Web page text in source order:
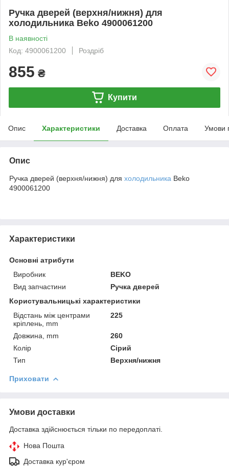
Ручка дверей (верхня/нижня) для
холодильника Beko 4900061200
В наявності
Код: 4900061200
Роздріб
855 ₴
Купити
Опис Характеристики Доставка Оплата Умови
Опис
Ручка дверей (верхня/нижня) для холодильника Beko
4900061200
Характеристики
Основні атрибути
Виробник
BEKO
Вид запчастини
Ручка дверей
Користувальницькі характеристики
Відстань між центрами
кріплень, mm
225
Довжина, mm
260
Колір
Сірий
Тип
Верхня/нижня
Приховати
Умови доставки
Доставка здійснюється тільки по передоплаті.
Нова Пошта
Доставка кур'єром